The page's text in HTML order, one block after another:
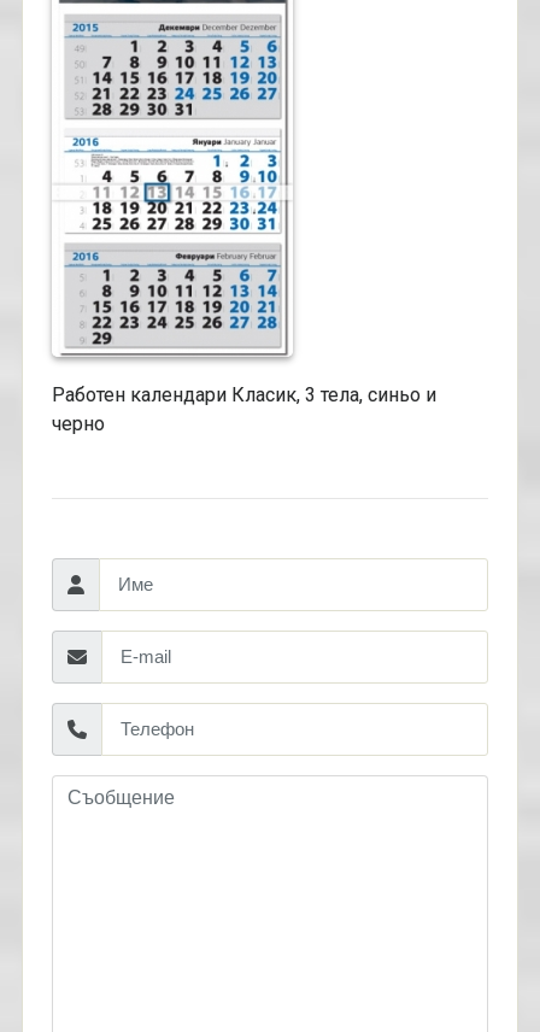
Работен календари Класик, 3 тела, синьо и
черно